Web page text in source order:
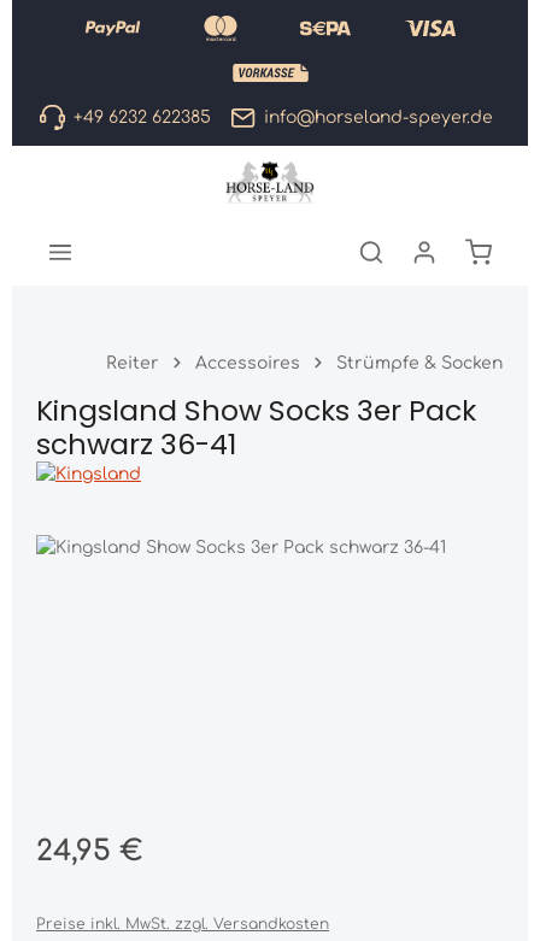
Zum Hauptinhalt springen
+49 6232 622385 info@horseland-speyer.de
Reiter Accessoires Strümpfe & Socken
Kingsland Show Socks 3er Pack
schwarz 36-41
Bildergalerie überspringen
Regulärer Preis:
24,95 €
Preise inkl. MwSt. zzgl. Versandkosten